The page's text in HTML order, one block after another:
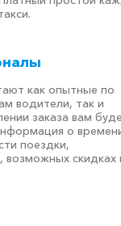
как опытные по
водители, так и
заказа вам
о
поездки,
возможных скидках